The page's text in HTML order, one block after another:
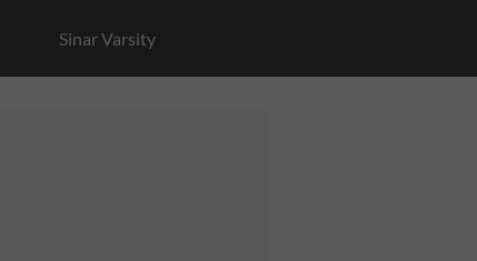
Sinar Varsity